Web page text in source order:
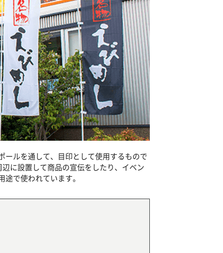
ルを通して、目印として使用するもので
に設置して商品の宣伝をしたり、イベン
で使われています。